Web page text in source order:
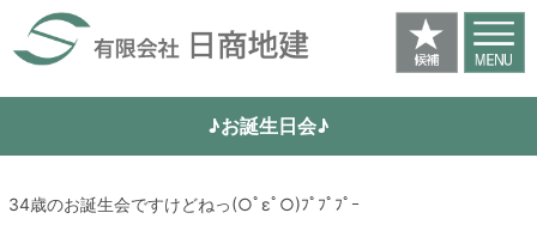
♪お誕生日会♪
34歳のお誕生会ですけどねっ(○ﾟεﾟ○)ﾌﾟﾌﾟﾌﾟｰ